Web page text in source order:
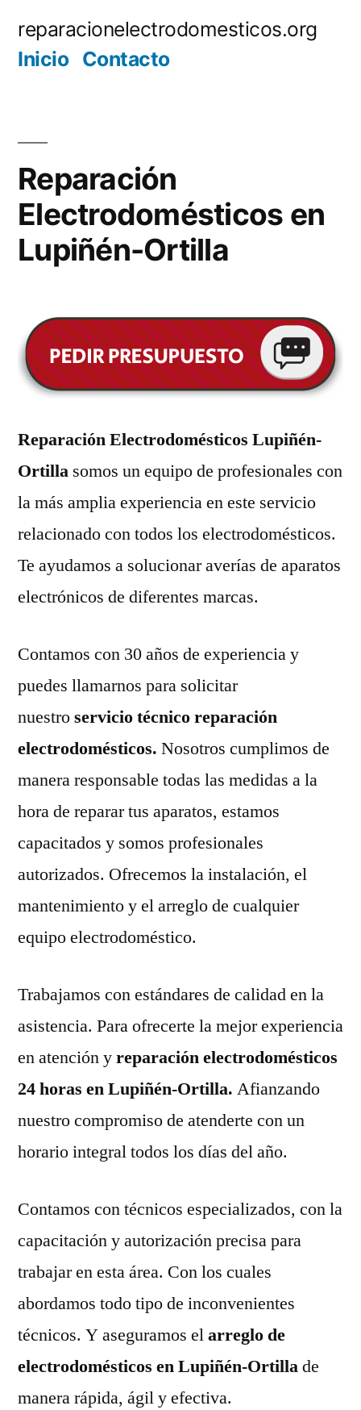
reparacionelectrodomesticos.org
Inicio Contacto
Reparación
Electrodomésticos en
Lupiñén-Ortilla
Reparación Electrodomésticos Lupiñén-
Ortilla somos un equipo de profesionales con
la más amplia experiencia en este servicio
relacionado con todos los electrodomésticos.
Te ayudamos a solucionar averías de aparatos
electrónicos de diferentes marcas.
Contamos con 30 años de experiencia y
puedes llamarnos para solicitar
nuestroservicio técnico reparación
electrodomésticos. Nosotros cumplimos de
manera responsable todas las medidas a la
hora de reparar tus aparatos, estamos
capacitados y somos profesionales
autorizados. Ofrecemos la instalación, el
mantenimiento y el arreglo de cualquier
equipo electrodoméstico.
Trabajamos con estándares de calidad en la
asistencia. Para ofrecerte la mejor experiencia
en atención yreparación electrodomésticos
24 horas en Lupiñén-Ortilla. Afianzando
nuestro compromiso de atenderte con un
horario integral todos los días del año.
Contamos con técnicos especializados, con la
capacitación y autorización precisa para
trabajar en esta área. Con los cuales
abordamos todo tipo de inconvenientes
técnicos. Y aseguramos elarreglo de
electrodomésticos en Lupiñén-Ortillade
manera rápida, ágil y efectiva.